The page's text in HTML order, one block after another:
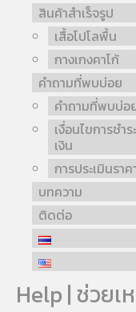
สินค้าสำเร็จรูป
เสื้อโปโลพื้น
กางเกงคาโก้
คำถามที่พบบ่อย
คำถามที่พบบ่อ
เงื่อนไขการชำระ
เงิน
การประเมินราค
บทความ
ติดต่อ
Help | ช่วยเ